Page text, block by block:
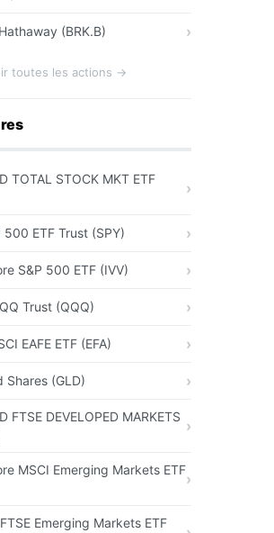
(BRK.B)
toutes les actions →
TOTAL STOCK MKT ETF
500 ETF Trust (SPY)
S&P 500 ETF (IVV)
Trust (QQQ)
EAFE ETF (EFA)
Shares (GLD)
FTSE DEVELOPED MARKETS
MSCI Emerging Markets ETF
Emerging Markets ETF